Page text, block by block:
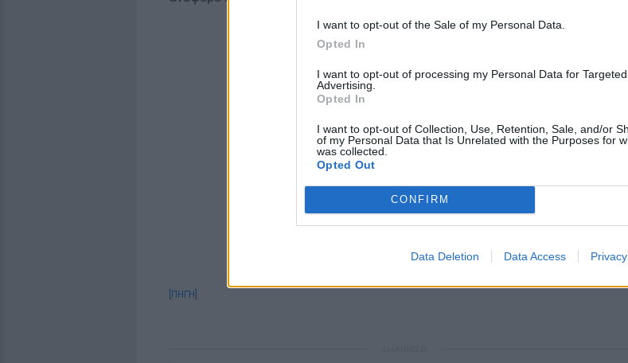
I want to opt-out of the Sale of my Personal Data.
Opted In
I want to opt-out of processing my Personal Data for Targeted
Advertising.
Opted In
I want to opt-out of Collection, Use, Retention, Sale, and/or
of my Personal Data that Is Unrelated with the Purposes for
was collected.
Opted Out
CONFIRM
Data Deletion Data Access
[ΠΗΓΗ]